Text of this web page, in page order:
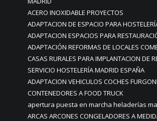
ACERO INOXIDABLE PROYECTOS
ADAPTACION DE ESPACIO PARA
ADAPTACION ESPACIOS PARA
ADAPTACIÓN REFORMAS DE LOCALES
CASAS RURALES PARA IMPLANTACION DE
SERVICIO HOSTELERÍA MADRID ESPAÑA
ADAPTACION VEHICULOS COCHES
CONTENEDORES A FOOD TRUCK
apertura puesta en marcha heladerías
ARCAS ARCONES CONGELADORES A